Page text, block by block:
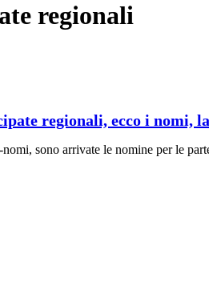
regionali
regionali, ecco i nomi,
sono arrivate le nomine per le